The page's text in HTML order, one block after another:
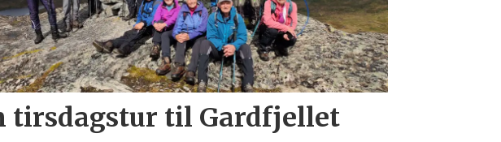
tirsdagstur til Gardfjellet